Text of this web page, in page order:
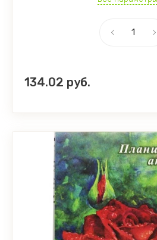
134.02 руб.